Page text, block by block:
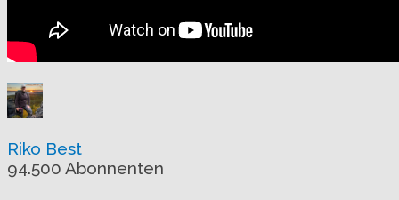
Riko Best
94.500 Abonnenten